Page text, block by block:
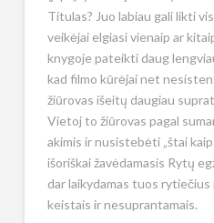
Titulas? Juo labiau gali likti
veikėjai elgiasi vienaip ar
knygoje pateikti daug
kad filmo kūrėjai net
žiūrovas išeitų daugiau
Vietoj to žiūrovas pagal
akimis ir nusistebėti „štai
išoriškai žavėdamasis Rytų
dar laikydamas tuos rytiečius
keistais ir nesuprantamais.